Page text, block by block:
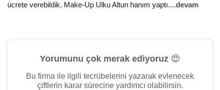
ücrete verebildik. Make-Up Ulku Altun hanım yaptı....devam
Yorumunu çok merak ediyoruz 😍
Bu firma ile ilgili tecrübelerini yazarak evlenecek
çiftlerin karar sürecine yardımcı olabilirsin.